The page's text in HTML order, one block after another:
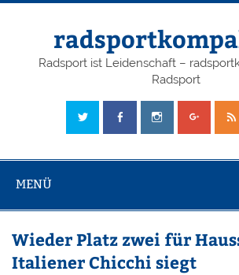
Radsport ist Leidenschaft –
Radsport
MENÜ
Wieder Platz zwei für
Italiener Chicchi siegt